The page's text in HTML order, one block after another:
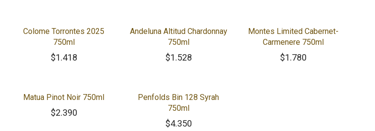
Colome Torrontes 2025
750ml
$1.418
Andeluna Altitud Chardonnay
750ml
$1.528
Montes Limited Cabernet-
Carmenere 750ml
$1.780
Matua Pinot Noir 750ml
$2.390
Penfolds Bin 128 Syrah
750ml
$4.350